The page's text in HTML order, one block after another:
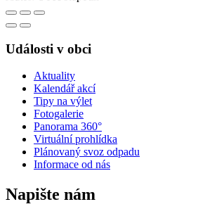
Události v obci
Aktuality
Kalendář akcí
Tipy na výlet
Fotogalerie
Panorama 360°
Virtuální prohlídka
Plánovaný svoz odpadu
Informace od nás
Napište nám